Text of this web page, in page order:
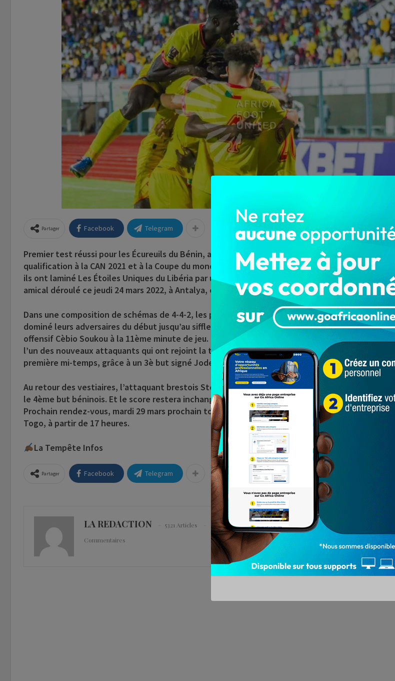
Partager Facebook Telegram
Premier test réussi pour les Écureuils du Bénin, après les récentes mésaventures liées à leur non-
qualification à la CAN 2021 et à la Coupe du monde 2022. Dans le cadre des Journées FIFA de
ils ont laminé Les Étoiles Uniques du Libéria par un score de 4 buts à zéro, à l’issu de leur
amical déroulé ce jeudi 24 mars 2022, à Antalya, en Turquie.
Dans une composition de schémas de 4-4-2, les poulains du sélectionneur intérimaire Moussa
dominé leurs adversaires du début jusqu’au sifflet final. L’ouverture du score a été signée par le
offensif Cèbio Soukou à la 11ème minute de jeu. Le 2è but a été marqué à la 20è minute par
l’un des nouveaux attaquants qui ont rejoint la troupe. Les Écureuils ont enfoncé le clou avant
première mi-temps, grâce à un 3è but signé Jodel Dossou, dès la 40è minute de jeu.
Au retour des vestiaires, l’attaquant brestois Steve Mounié crucifie le Liberia à la 70è de jeu, en
le 4ème but béninois. Et le score restera inchangé jusqu’au dernier coup de sifflet final.
Prochain rendez-vous, mardi 29 mars prochain toujours à Antalya où les Écureuils du Bénin
Togo, à partir de 17 heures.
La Tempête Infos
Partager Facebook Telegram
LA REDACTION 5321 Articles
0
Commentaires